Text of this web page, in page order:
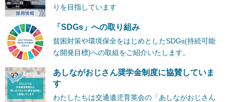
りを目指しています
「SDGs」への取り組み
貧困対策や環境保全をはじめとしたSDGs(持続可能
な開発目標)への取組をご紹介いたします。
あしながおじさん奨学金制度に協賛していま
す
わたしたちは交通遺児育英会の「あしながおじさん